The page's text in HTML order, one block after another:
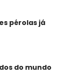
pérolas já
do mundo